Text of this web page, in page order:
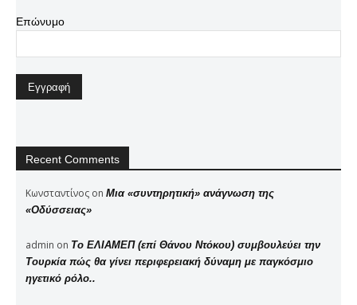
Επώνυμο
Recent Comments
Κωνσταντίνος on Μια «συντηρητική» ανάγνωση της
«Οδύσσειας»
admin on Το ΕΛΙΑΜΕΠ (επί Θάνου Ντόκου) συμβουλεύει την
Τουρκία πώς θα γίνει περιφερειακή δύναμη με παγκόσμιο
ηγετικό ρόλο..